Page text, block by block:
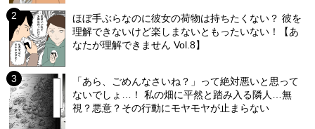
ほぼ手ぶらなのに彼女の荷物は持ちたくない？ 彼を
理解できないけど楽しまないともったいない！【あ
なたが理解できません Vol.8】
「あら、ごめんなさいね？」って絶対悪いと思って
ないでしょ…！ 私の畑に平然と踏み入る隣人…無
視？悪意？その行動にモヤモヤが止まらない